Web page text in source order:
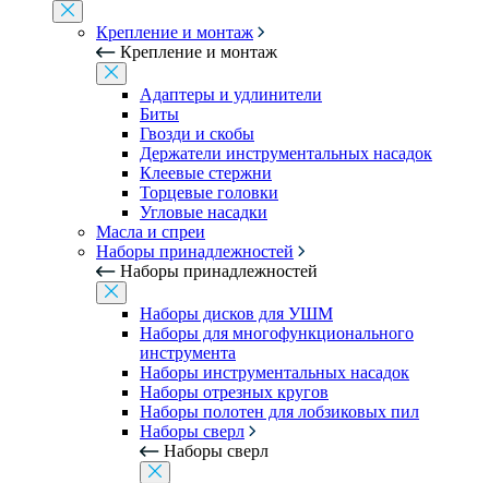
Крепление и монтаж
Крепление и монтаж
Адаптеры и удлинители
Биты
Гвозди и скобы
Держатели инструментальных насадок
Клеевые стержни
Торцевые головки
Угловые насадки
Масла и спреи
Наборы принадлежностей
Наборы принадлежностей
Наборы дисков для УШМ
Наборы для многофункционального
инструмента
Наборы инструментальных насадок
Наборы отрезных кругов
Наборы полотен для лобзиковых пил
Наборы сверл
Наборы сверл